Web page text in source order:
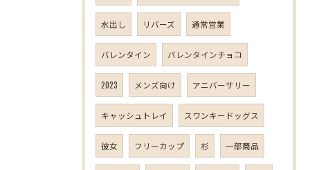
水出し リバーズ 通常営業
バレンタイン バレンタインチョコ
2023 メンズ向け アニバーサリー
キャッシュトレイ スワンキードッグス
彼女 フリーカップ 杉 一部商品